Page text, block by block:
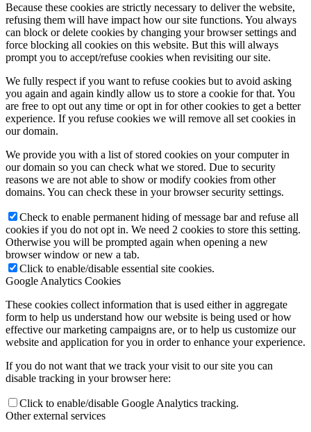
įvairiomis margučių marginimo technikomis, gražiausio margučio
rinkimai.
***
Veikia virtualios parodos:
virtuali fotodokumentikos paroda ,,1960–1970 m. atodūsiai“,
parengta naudojantis Pašyšių bibliotekos kraštotyros fondo byla
,,Pašyšių mokyklos istorija“. Žr. VB Pašyšių filialo feisbuko
paskyroje
https://www.facebook.com/Pa%C5%A1y%C5%A1i%C5%B3-
Biblioteka-167148310152323;
virtuali tautodailininkų Angelės Rauktienės ir Vytauto Raukčio,
Anitos Pikčės kūrybos paroda „Šaktarpis“. Žr. F. Bajoraičio
viešosios bibliotekos feisbuko
paskyroje
https://www.facebook.com/silutesbiblioteka
, interneto
svetainėjewww.silutevb.lt;
virtuali fotodokumentikos paroda „Vytautas Mačernis (1921–
1944) – jauniausias lietuvių literatūros klasikas“. Žr. Fridricho
Bajoraičio viešosios bibliotekos interneto svetainėje
www.silutevb.lt
nuo balandžio 13 d.– virtuali paroda „Šilutės liaudies teatras:
žvilgsnis į istoriją“, skirta Pasaulinei kultūros dienai. Žr. F.
Bajoraičio viešosios bibliotekos interneto svetainėje
www.silutevb.lt.
***
Parodos viešojoje bibliotekoje:
Because these cookies are strictly necessary to deliver the website,
refusing them will have impact how our site functions. You always
can block or delete cookies by changing your browser settings and
force blocking all cookies on this website. But this will always
prompt you to accept/refuse cookies when revisiting our site.
We fully respect if you want to refuse cookies but to avoid asking
you again and again kindly allow us to store a cookie for that. You
are free to opt out any time or opt in for other cookies to get a better
experience. If you refuse cookies we will remove all set cookies in
our domain.
We provide you with a list of stored cookies on your computer in
our domain so you can check what we stored. Due to security
reasons we are not able to show or modify cookies from other
domains. You can check these in your browser security settings.
Check to enable permanent hiding of message bar and refuse all
cookies if you do not opt in. We need 2 cookies to store this setting.
Otherwise you will be prompted again when opening a new
browser window or new a tab.
Click to enable/disable essential site cookies.
Google Analytics Cookies
These cookies collect information that is used either in aggregate
form to help us understand how our website is being used or how
effective our marketing campaigns are, or to help us customize our
website and application for you in order to enhance your experience.
If you do not want that we track your visit to our site you can
disable tracking in your browser here:
Click to enable/disable Google Analytics tracking.
Other external services